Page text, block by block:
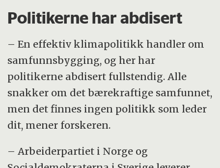
Politikerne har abdisert
– En effektiv klimapolitikk handler om
samfunnsbygging, og her har
politikerne abdisert fullstendig. Alle
snakker om det bærekraftige samfunnet,
men det finnes ingen politikk som leder
dit, mener forskeren.
– Arbeiderpartiet i Norge og